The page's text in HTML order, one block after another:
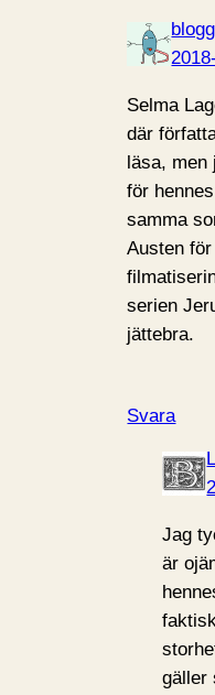
Selma
där
läsa,
för
samma
Austen
serien
jättebra.
Svara
Jag
är
gäller